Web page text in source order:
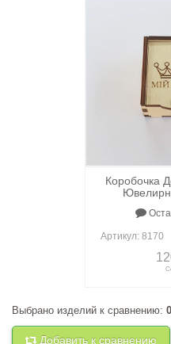
Коробочка
Артикул: 8170
+к сравнению
Выбрано изделий к сравнению: 0
Добавить к сравнению